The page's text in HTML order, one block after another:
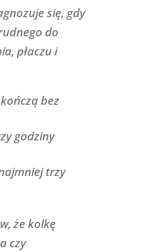
się, gdy
do
płaczu i
bez
godziny
trzy
że kolkę
czy